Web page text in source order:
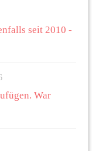
seit 2010 -
War